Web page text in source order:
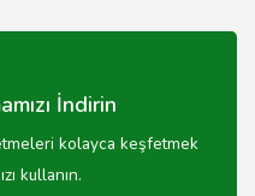
sergilenebilir.
İndirin
kolayca keşfetmek
kullanın.